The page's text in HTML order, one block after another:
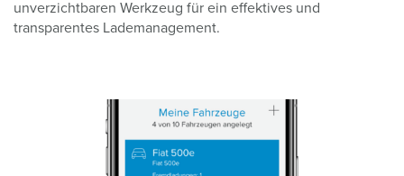
unverzichtbaren Werkzeug für ein effektives und
transparentes Lademanagement.